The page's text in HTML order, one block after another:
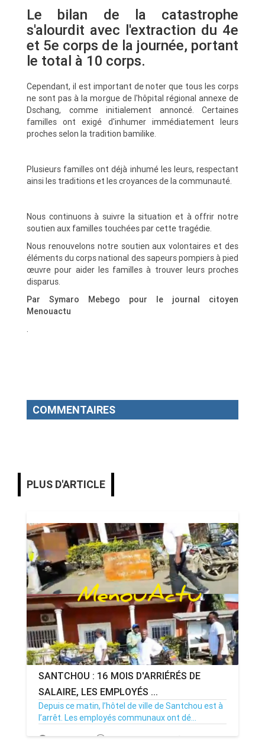
Le bilan de la catastrophe
s'alourdit avec l'extraction du 4e
et 5e corps de la journée, portant
le total à 10 corps.
Cependant, il est important de noter que tous les corps
ne sont pas à la morgue de l'hôpital régional annexe de
Dschang, comme initialement annoncé.
Certaines
familles ont exigé d'inhumer immédiatement leurs
proches selon la tradition bamilike.
Plusieurs familles ont déjà inhumé les leurs, respectant
ainsi les traditions et les croyances de la communauté.
Nous continuons à suivre la situation et à offrir notre
soutien aux familles touchées par cette tragédie.
Nous renouvelons notre soutien aux volontaires et des
éléments du corps national des sapeurs pompiers à pied
œuvre pour aider les familles à trouver leurs proches
disparus.
Par Symaro Mebego pour le journal citoyen
Menouactu
COMMENTAIRES
PLUS D'ARTICLE
SANTCHOU : 16 MOIS D'ARRIÉRÉS DE
SALAIRE, LES EMPLOYÉS ...
Depuis ce matin, l’hôtel de ville de Santchou est à
l’arrêt. Les employés communaux ont dé...
20/07/26 Par MenouActu 0